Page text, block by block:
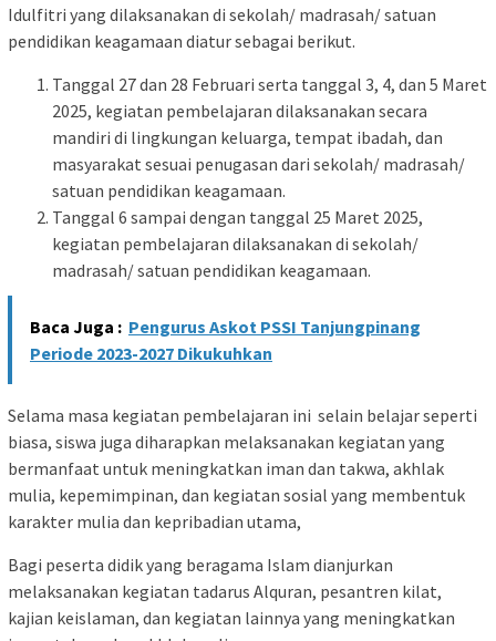
Idulfitri yang dilaksanakan di sekolah/ madrasah/ satuan
pendidikan keagamaan diatur sebagai berikut.
Tanggal 27 dan 28 Februari serta tanggal 3, 4, dan 5 Maret
2025, kegiatan pembelajaran dilaksanakan secara
mandiri di lingkungan keluarga, tempat ibadah, dan
masyarakat sesuai penugasan dari sekolah/ madrasah/
satuan pendidikan keagamaan.
Tanggal 6 sampai dengan tanggal 25 Maret 2025,
kegiatan pembelajaran dilaksanakan di sekolah/
madrasah/ satuan pendidikan keagamaan.
Baca Juga : Pengurus Askot PSSI Tanjungpinang
Periode 2023-2027 Dikukuhkan
Selama masa kegiatan pembelajaran ini selain belajar seperti
biasa, siswa juga diharapkan melaksanakan kegiatan yang
bermanfaat untuk meningkatkan iman dan takwa, akhlak
mulia, kepemimpinan, dan kegiatan sosial yang membentuk
karakter mulia dan kepribadian utama,
Bagi peserta didik yang beragama Islam dianjurkan
melaksanakan kegiatan tadarus Alquran, pesantren kilat,
kajian keislaman, dan kegiatan lainnya yang meningkatkan